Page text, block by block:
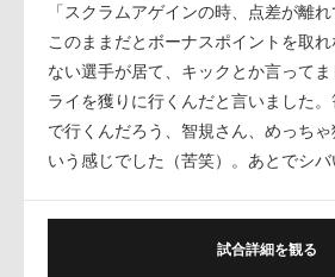
「スクラムアゲインの時、点差が離れ
このままだとボーナスポイントを取
ない選手が居て、キックとか言って
ライを獲りに行くんだと言いました
で行くんだろう、智規さん、めっち
いう感じでした（苦笑）。あとでシバ
試合詳細を観る